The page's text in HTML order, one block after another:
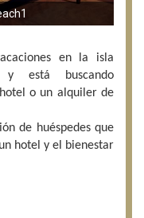
en la isla
y está buscando
o un alquiler de
de huéspedes que
hotel y el bienestar